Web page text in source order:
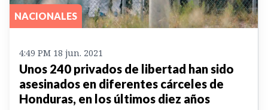
NACIONALES
4:49 PM 18 jun. 2021
Unos 240 privados de libertad han sido
asesinados en diferentes cárceles de
Honduras, en los últimos diez años